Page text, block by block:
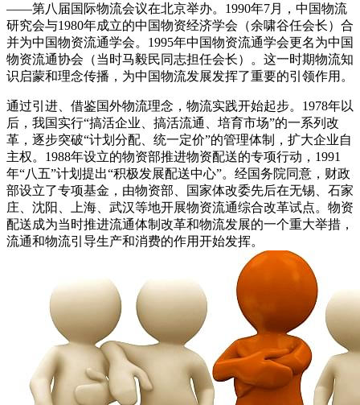
——第八届国际物流会议在北京举办。1990年7月，中国物流
研究会与1980年成立的中国物资经济学会（余啸谷任会长）合
并为中国物资流通学会。1995年中国物资流通学会更名为中国
物资流通协会（当时马毅民同志担任会长）。这一时期物流知
识启蒙和理念传播，为中国物流发展发挥了重要的引领作用。
通过引进、借鉴国外物流理念，物流实践开始起步。1978年以
后，我国实行“搞活企业、搞活流通、培育市场”的一系列改
革，逐步突破“计划分配、统一定价”的管理体制，扩大企业自
主权。1988年设立的物资部推进物资配送的专项行动，1991
年“八五”计划提出“积极发展配送中心”。经国务院同意，财政
部设立了专项基金，由物资部、国家体改委先后在无锡、石家
庄、沈阳、上海、武汉等地开展物资流通综合改革试点。物资
配送成为当时推进流通体制改革和物流发展的一个重大举措，
流通和物流引导生产和消费的作用开始发挥。